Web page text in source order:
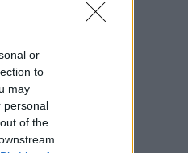
or
to
may
personal
of the